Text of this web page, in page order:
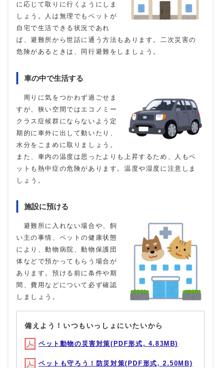
に応じて取りに行くようにしま
しょう。人は無理でもペットが
自宅で生活できる状況であれ
ば、避難所から世話に通う方法もあります。二次災害の
危険があるときは、同行避難をしましょう。
車の中で生活する
周りに気をつかわず過ごせま
すが、狭い空間ではエコノミー
クラス症候群にならないよう定
期的に車外に出して動いたり、
水分をこまめに取りましょう。
また、車内の温度は思ったよりも上昇するため、人もペ
ットも熱中症の危険があります。温度や湿度に注意しま
しょう。
施設に預ける
避難所に入れない場合や、飼
い主の事情、ペットの健康状態
により、動物病院、動物保護団
体などで預かってもらう場合が
あります。預ける前に条件や期
間、費用などについて必ず確認
しましょう。
備えよう！いつもいっしょにいたいから
ペット動物の災害対策(PDF形式, 4.83MB)
ペットも守ろう！防災対策(PDF形式, 2.50MB)